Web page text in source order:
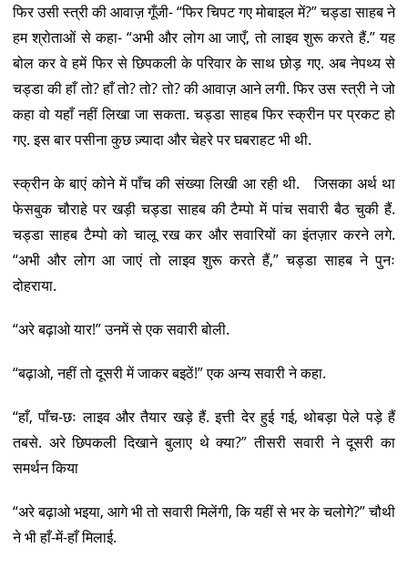
फिर उसी स्त्री की आवाज़ गूँजी- “फिर चिपट गए मोबाइल में?” चड्डा साहब ने
हम श्रोताओं से कहा- “अभी और लोग आ जाएँ, तो लाइव शुरू करते हैं.” यह
बोल कर वे हमें फिर से छिपकली के परिवार के साथ छोड़ गए. अब नेपथ्य से
चड्डा की हाँ तो? हाँ तो? तो? तो? की आवाज़ आने लगी. फिर उस स्त्री ने जो
कहा वो यहाँ नहीं लिखा जा सकता. चड्डा साहब फिर स्क्रीन पर प्रकट हो
गए. इस बार पसीना कुछ ज़्यादा और चेहरे पर घबराहट भी थी.
स्क्रीन के बाएं कोने में पाँच की संख्या लिखी आ रही थी. जिसका अर्थ था
फेसबुक चौराहे पर खड़ी चड्डा साहब की टैम्पो में पांच सवारी बैठ चुकी हैं.
चड्डा साहब टैम्पो को चालू रख कर और सवारियों का इंतज़ार करने लगे.
“अभी और लोग आ जाएं तो लाइव शुरू करते हैं,” चड्डा साहब ने पुनः
दोहराया.
“अरे बढ़ाओ यार!” उनमें से एक सवारी बोली.
“बढ़ाओ, नहीं तो दूसरी में जाकर बइठें!” एक अन्य सवारी ने कहा.
“हाँ, पाँच-छः लाइव और तैयार खड़े हैं. इत्ती देर हुई गई, थोबड़ा पेले पड़े हैं
तबसे. अरे छिपकली दिखाने बुलाए थे क्या?” तीसरी सवारी ने दूसरी का
समर्थन किया
“अरे बढ़ाओ भइया, आगे भी तो सवारी मिलेंगी, कि यहीं से भर के चलोगे?” चौथी
ने भी हाँ-में-हाँ मिलाई.